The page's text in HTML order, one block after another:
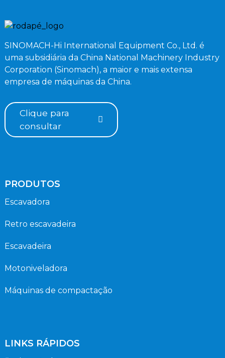
SINOMACH-Hi International Equipment Co., Ltd. é
uma subsidiária da China National Machinery Industry
Corporation (Sinomach), a maior e mais extensa
empresa de máquinas da China.
Clique para
consultar
PRODUTOS
Escavadora
Retro escavadeira
Escavadeira
Motoniveladora
Máquinas de compactação
LINKS RÁPIDOS